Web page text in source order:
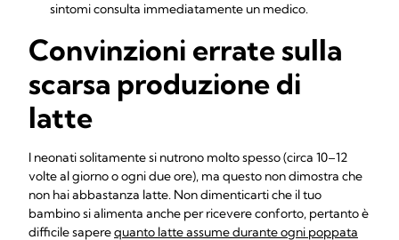
sintomi consulta immediatamente un medico.
Convinzioni errate sulla
scarsa produzione di
latte
I neonati solitamente si nutrono molto spesso (circa 10–12
volte al giorno o ogni due ore), ma questo non dimostra che
non hai abbastanza latte. Non dimenticarti che il tuo
bambino si alimenta anche per ricevere conforto, pertanto è
difficile saperequanto latte assume durante ogni poppata